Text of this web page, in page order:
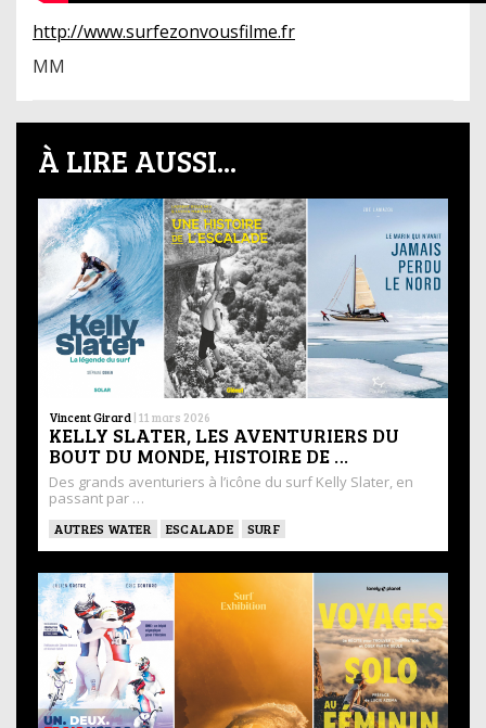
http://www.surfezonvousfilme.fr
MM
À LIRE AUSSI...
Vincent Girard | 11 mars 2026
KELLY SLATER, LES AVENTURIERS DU
BOUT DU MONDE, HISTOIRE DE …
Des grands aventuriers à l’icône du surf Kelly Slater, en
passant par …
AUTRES WATER ESCALADE SURF